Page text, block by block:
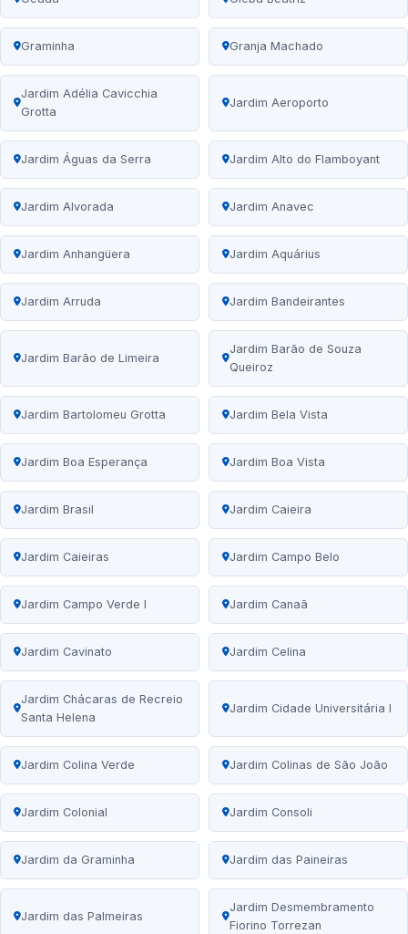
Graminha Granja Machado
Jardim Adélia Cavicchia
Grotta
Jardim Aeroporto
Jardim Águas da Serra Jardim Alto do Flamboyant
Jardim Alvorada Jardim Anavec
Jardim Anhangüera Jardim Aquárius
Jardim Arruda Jardim Bandeirantes
Jardim Barão de Limeira
Jardim Barão de Souza
Queiroz
Jardim Bartolomeu Grotta Jardim Bela Vista
Jardim Boa Esperança Jardim Boa Vista
Jardim Brasil Jardim Caieira
Jardim Caieiras Jardim Campo Belo
Jardim Campo Verde I Jardim Canaã
Jardim Cavinato Jardim Celina
Jardim Chácaras de Recreio
Santa Helena
Jardim Cidade Universitária I
Jardim Colina Verde Jardim Colinas de São João
Jardim Colonial Jardim Consoli
Jardim da Graminha Jardim das Paineiras
Jardim das Palmeiras
Jardim Desmembramento
Fiorino Torrezan